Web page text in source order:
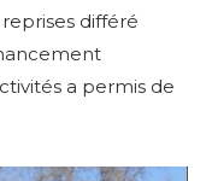
différé
a permis de